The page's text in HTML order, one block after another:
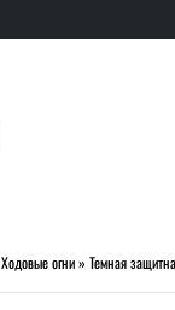
Ходовые огни» Темная